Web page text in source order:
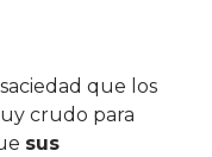
que los
crudo para
sus